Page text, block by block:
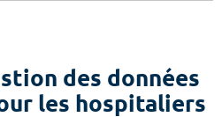
des données
les hospitaliers